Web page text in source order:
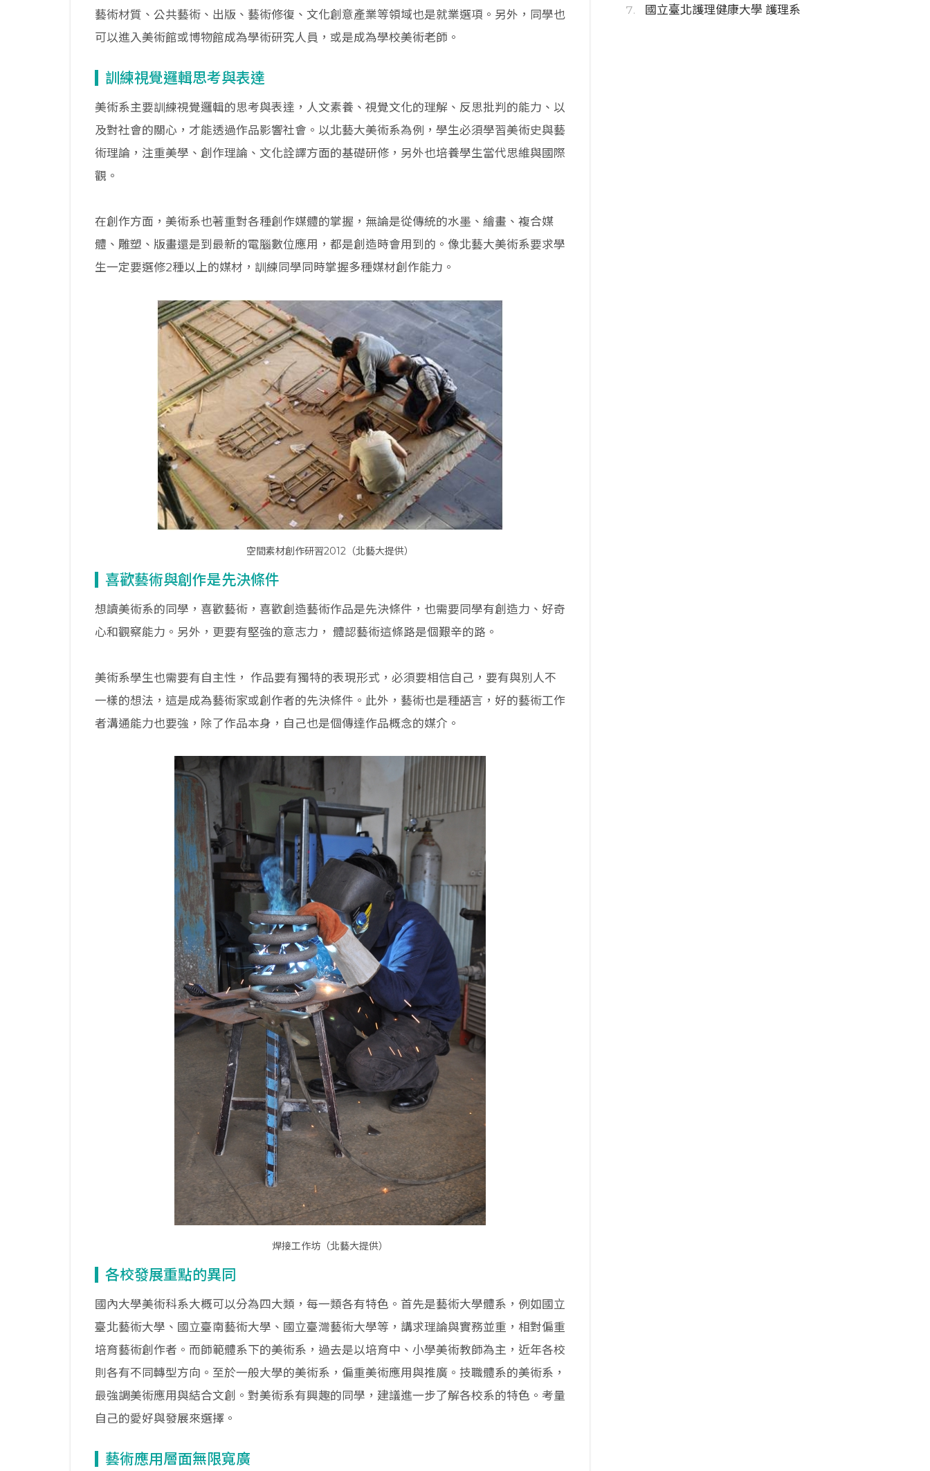
藝術材質、公共藝術、出版、藝術修復、文化創意產業等領域也是就業選項。另外，同學也
可以進入美術館或博物館成為學術研究人員，或是成為學校美術老師。
訓練視覺邏輯思考與表達
美術系主要訓練視覺邏輯的思考與表達，人文素養、視覺文化的理解、反思批判的能力、以
及對社會的關心，才能透過作品影響社會。以北藝大美術系為例，學生必須學習美術史與藝
術理論，注重美學、創作理論、文化詮譯方面的基礎研修，另外也培養學生當代思維與國際
觀。
在創作方面，美術系也著重對各種創作媒體的掌握，無論是從傳統的水墨、繪畫、複合媒
體、雕塑、版畫還是到最新的電腦數位應用，都是創造時會用到的。像北藝大美術系要求學
生一定要選修2種以上的媒材，訓練同學同時掌握多種媒材創作能力。
空間素材創作研習2012（北藝大提供）
喜歡藝術與創作是先決條件
想讀美術系的同學，喜歡藝術，喜歡創造藝術作品是先決條件，也需要同學有創造力、好奇
心和觀察能力。另外，更要有堅強的意志力， 體認藝術這條路是個艱辛的路。
美術系學生也需要有自主性， 作品要有獨特的表現形式，必須要相信自己，要有與別人不
一樣的想法，這是成為藝術家或創作者的先決條件。此外，藝術也是種語言，好的藝術工作
者溝通能力也要強，除了作品本身，自己也是個傳達作品概念的媒介。
焊接工作坊（北藝大提供）
各校發展重點的異同
國內大學美術科系大概可以分為四大類，每一類各有特色。首先是藝術大學體系，例如國立
臺北藝術大學、國立臺南藝術大學、國立臺灣藝術大學等，講求理論與實務並重，相對偏重
培育藝術創作者。而師範體系下的美術系，過去是以培育中、小學美術教師為主，近年各校
則各有不同轉型方向。至於一般大學的美術系，偏重美術應用與推廣。技職體系的美術系，
最強調美術應用與結合文創。對美術系有興趣的同學，建議進一步了解各校系的特色。考量
自己的愛好與發展來選擇。
藝術應用層面無限寬廣
國立臺北護理健康大學 護理系